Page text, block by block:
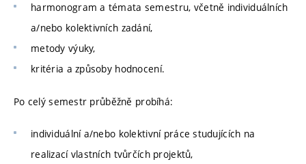
harmonogram a témata semestru, včetně individuálních
a/nebo kolektivních zadání,
metody výuky,
kritéria a způsoby hodnocení.
Po celý semestr průběžně probíhá:
individuální a/nebo kolektivní práce studujících na
realizací vlastních tvůrčích projektů,